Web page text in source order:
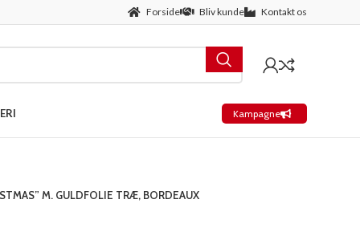
Forside Bliv kunde Kontakt os
Kampagne
M. GULDFOLIE TRÆ, BORDEAUX